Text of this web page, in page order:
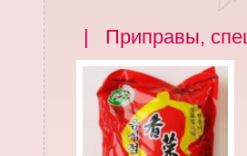
| Приправы,